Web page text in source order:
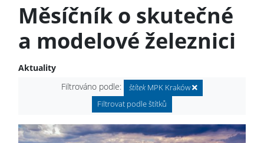
Měsíčník o skutečné
a modelové železnici
Aktuality
Filtrováno podle:
štítek MPK Kraków
Filtrovat podle štítků